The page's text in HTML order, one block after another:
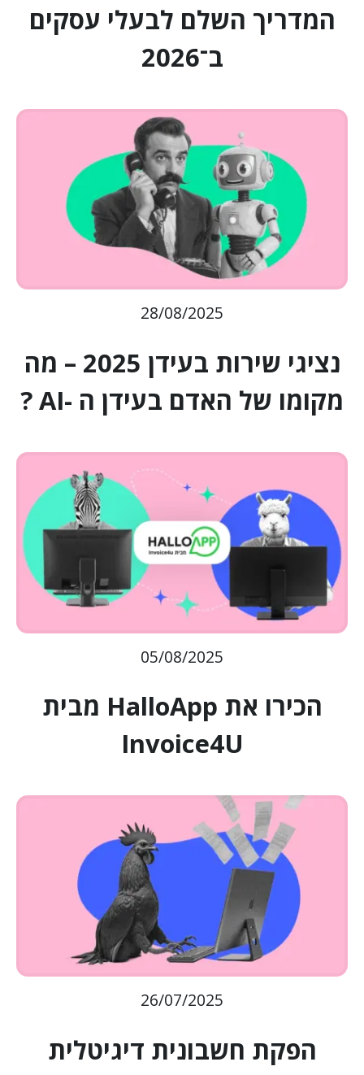
המדריך השלם לבעלי עסקים
ב־2026
28/08/2025
נציגי שירות בעידן 2025 – מה
מקומו של האדם בעידן ה -AI ?
05/08/2025
הכירו את HalloApp מבית
Invoice4U
26/07/2025
הפקת חשבונית דיגיטלית